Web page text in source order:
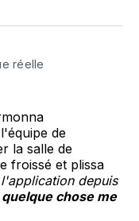
réelle
de
la salle de
froissé et plissa
depuis
quelque chose me